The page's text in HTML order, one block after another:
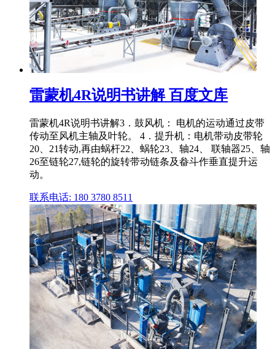
雷蒙机4R说明书讲解 百度文库
雷蒙机4R说明书讲解3．鼓风机： 电机的运动通过皮带
传动至风机主轴及叶轮。 4．提升机：电机带动皮带轮
20、21转动,再由蜗杆22、蜗轮23、轴24、 联轴器25、轴
26至链轮27,链轮的旋转带动链条及畚斗作垂直提升运
动。
联系电话: 180 3780 8511